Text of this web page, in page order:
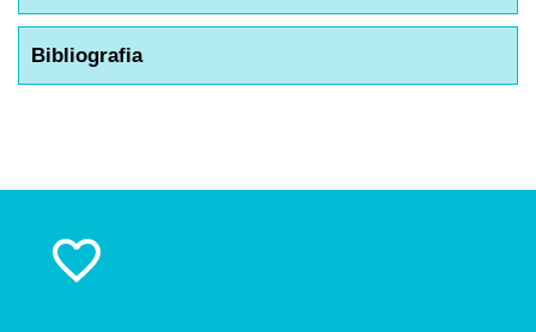
Bibliografia